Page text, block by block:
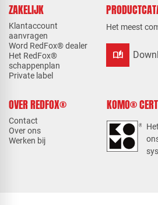
ZAKELIJK
Klantaccount
aanvragen
Word RedFox® dealer
Het RedFox®
schappenplan
Private label
Het meest
auto_stories
OVER REDFOX®
Contact
Over ons
Werken bij
KOMO®